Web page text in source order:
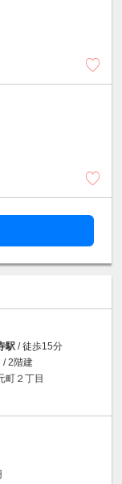
駅 / 徒歩15分
/ 2階建
町２丁目